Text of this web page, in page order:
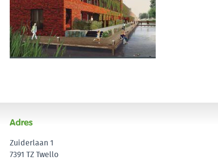
Adres
Zuiderlaan 1
7391 TZ Twello